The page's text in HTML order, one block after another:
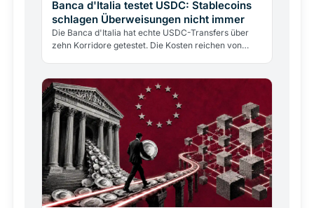
Banca d'Italia testet USDC: Stablecoins
schlagen Überweisungen nicht immer
Die Banca d'Italia hat echte USDC-Transfers über
zehn Korridore getestet. Die Kosten reichen von